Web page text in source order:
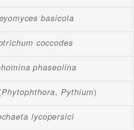
basicola
coccodes
phaseolina
Phytophthora,Pythium)
lycopersici